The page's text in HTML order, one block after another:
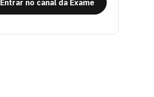
Entrar no canal da Exame